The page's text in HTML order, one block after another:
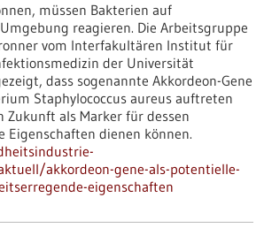
müssen Bakterien auf
reagieren. Die Arbeitsgruppe
vom Interfakultären Institut für
der Universität
dass sogenannte Akkordeon-Gene
Staphylococcus aureus auftreten
Zukunft als Marker für dessen
Eigenschaften dienen können.
akkordeon-gene-als-potentielle-
eigenschaften